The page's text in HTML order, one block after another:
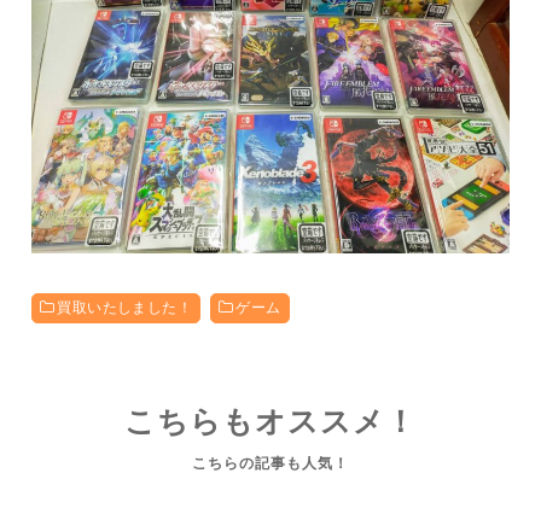
買取いたしました！ ゲーム
こちらもオススメ！